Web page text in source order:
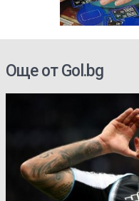
Още от Gol.bg